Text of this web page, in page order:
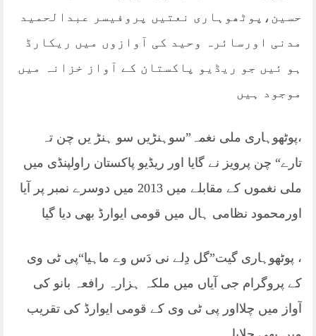
حسین،پوٹھوہاری نعتیں پروفیسر عبدالحمید
مدنی اورسائرہ وحید کی آوازوں میں ریکارڈ
ہو ئیں جو ریڈیو پاکستان کے آواز خزانہ میں
موجود ہیں
،پوٹھوہاری ملی نغمہ”سوہنڑیں سو ہنڑ یں چن تہ
تارے“ چن پرویز نے گایا اور ریڈیو پاکستان راولپنڈی میں
ملی نغموں کے مقابلے میں 2013 میں دوسرے نمبر پر آیا
اورمحمود نظامی ہال میں قومی ایوارڈ بھی دیا گیا
، پوٹھوہاری گیت”گل دِلے نی دَس وے ماہیا“پی ٹی وی
کے پروگرام جی آیاں میں ملکہ ہزارہ رافعہ بانو کی
آواز میں چلااور پی ٹی وی کے قومی ایوارڈ کی تقریب